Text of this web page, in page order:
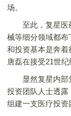
场。
至此，复星医药
械等细分领域都布
和投资基本是奔着
唐磊在接受21世纪
显然复星内部觉
投资团队人士透
组建一支医疗投资